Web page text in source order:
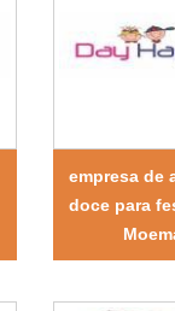
empresa de
doce para